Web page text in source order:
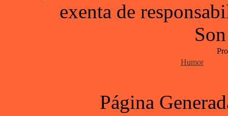
exenta de
Humor
Página